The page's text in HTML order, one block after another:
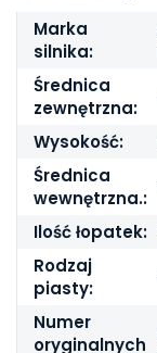
Marka
silnika:
Średnica
zewnętrzna:
Wysokość:
Średnica
wewnętrzna.:
Ilość łopatek:
Rodzaj
piasty:
Numer
oryginalnych